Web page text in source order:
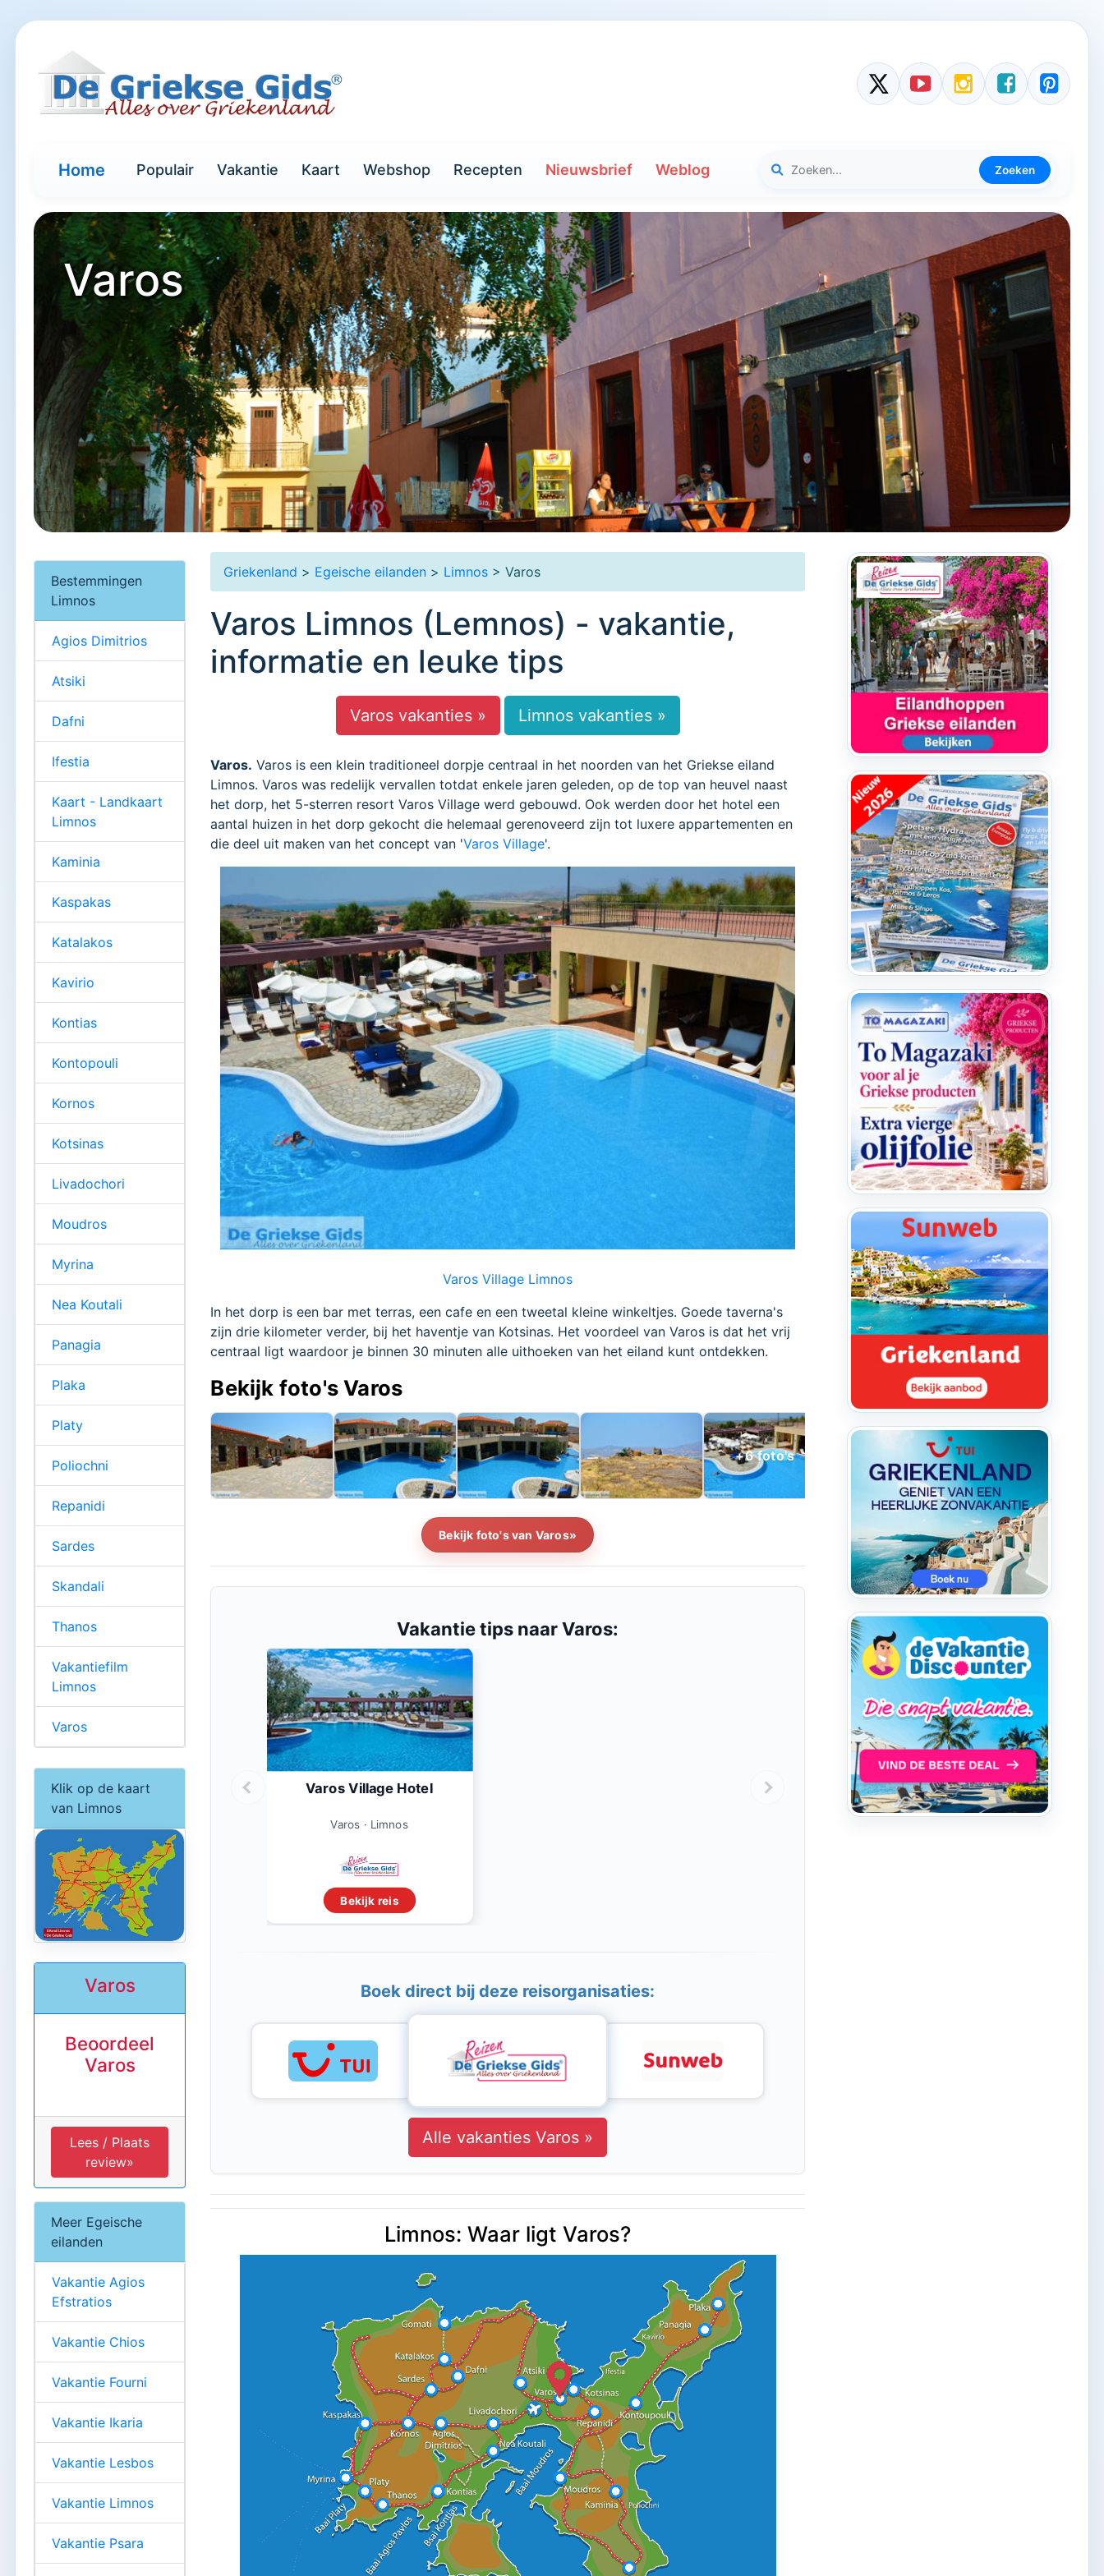
Home Populair Vakantie Kaart Webshop Recepten Nieuwsbrief Weblog Zoeken
Varos
Griekenland > Egeische eilanden > Limnos > Varos
Varos Limnos (Lemnos) - vakantie,
informatie en leuke tips
Varos vakanties » Limnos vakanties »
Varos. Varos is een klein traditioneel dorpje centraal in het noorden van het Griekse eiland
Limnos. Varos was redelijk vervallen totdat enkele jaren geleden, op de top van heuvel naast
het dorp, het 5-sterren resort Varos Village werd gebouwd. Ook werden door het hotel een
aantal huizen in het dorp gekocht die helemaal gerenoveerd zijn tot luxere appartementen en
die deel uit maken van het concept van 'Varos Village'.
Varos Village Limnos
In het dorp is een bar met terras, een cafe en een tweetal kleine winkeltjes. Goede taverna's
zijn drie kilometer verder, bij het haventje van Kotsinas. Het voordeel van Varos is dat het vrij
centraal ligt waardoor je binnen 30 minuten alle uithoeken van het eiland kunt ontdekken.
Bekijk foto's Varos
Bekijk foto's van Varos»
Vakantie tips naar Varos:
Varos Village Hotel
Varos · Limnos
Bekijk reis
Boek direct bij deze reisorganisaties:
Alle vakanties Varos »
Limnos: Waar ligt Varos?
Bestemmingen
Limnos
Agios Dimitrios
Atsiki
Dafni
Ifestia
Kaart - Landkaart
Limnos
Kaminia
Kaspakas
Katalakos
Kavirio
Kontias
Kontopouli
Kornos
Kotsinas
Livadochori
Moudros
Myrina
Nea Koutali
Panagia
Plaka
Platy
Poliochni
Repanidi
Sardes
Skandali
Thanos
Vakantiefilm
Limnos
Varos
Klik op de kaart
van Limnos
Varos
Beoordeel
Varos
Lees / Plaats
review»
Meer Egeische
eilanden
Vakantie Agios
Efstratios
Vakantie Chios
Vakantie Fourni
Vakantie Ikaria
Vakantie Lesbos
Vakantie Limnos
Vakantie Psara